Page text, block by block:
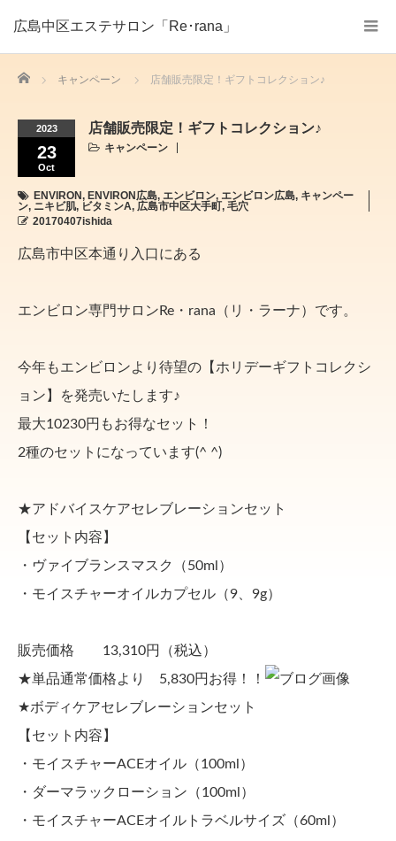
広島中区エステサロン「Re･rana」
Home キャンペーン 店舗販売限定！ギフトコレクション♪
2023
23
Oct
店舗販売限定！ギフトコレクション♪
キャンペーン
ENVIRON, ENVIRON広島, エンビロン, エンビロン広島, キャンペー
ン, ニキビ肌, ビタミンA, 広島市中区大手町, 毛穴
20170407ishida
広島市中区本通り入口にある
エンビロン専門サロンRe・rana（リ・ラーナ）です。
今年もエンビロンより待望の【ホリデーギフトコレクシ
ョン】を発売いたします♪
最大10230円もお得なセット！
2種のセットになっています(^ ^)
★アドバイスケアセレブレーションセット
【セット内容】
・ヴァイブランスマスク（50ml）
・モイスチャーオイルカプセル（9、9g）
販売価格 13,310円（税込）
★単品通常価格より 5,830円お得！！
★ボディケアセレブレーションセット
【セット内容】
・モイスチャーACEオイル（100ml）
・ダーマラックローション（100ml）
・モイスチャーACEオイルトラベルサイズ（60ml）